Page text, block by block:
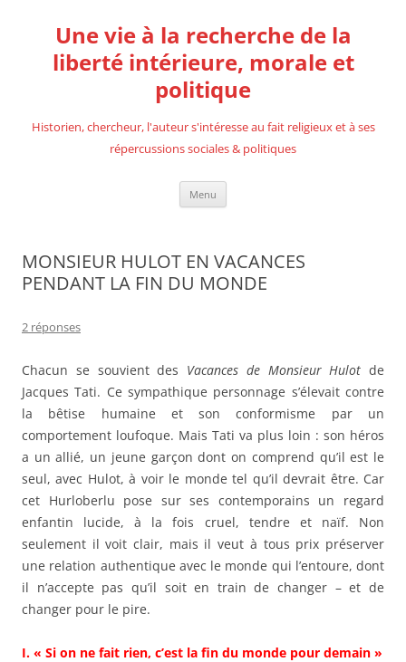
contenuUne vie à la recherche de la
liberté intérieure, morale et
politique
Historien, chercheur, l'auteur s'intéresse au fait religieux et à ses
répercussions sociales & politiques
Menu
MONSIEUR HULOT EN VACANCES
PENDANT LA FIN DU MONDE
2 réponses
Chacun se souvient des Vacances de Monsieur Hulot de
Jacques Tati. Ce sympathique personnage s’élevait contre
la bêtise humaine et son conformisme par un
comportement loufoque. Mais Tati va plus loin : son héros
a un allié, un jeune garçon dont on comprend qu’il est le
seul, avec Hulot, à voir le monde tel qu’il devrait être. Car
cet Hurloberlu pose sur ses contemporains un regard
enfantin lucide, à la fois cruel, tendre et naïf. Non
seulement il voit clair, mais il veut à tous prix préserver
une relation authentique avec le monde qui l’entoure, dont
il n’accepte pas qu’il soit en train de changer – et de
changer pour le pire.
I. « Si on ne fait rien, c’est la fin du monde pour demain »